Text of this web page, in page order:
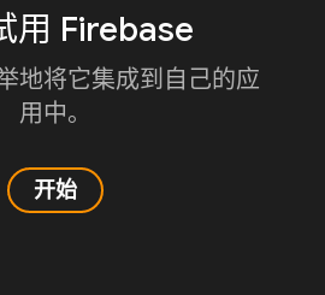
用 Firebase
地将它集成到自己的应
用中。
开始